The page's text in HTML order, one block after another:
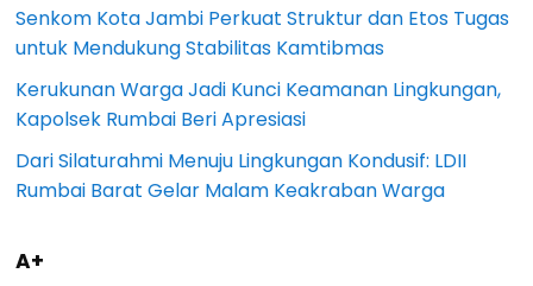
Senkom Kota Jambi Perkuat Struktur dan Etos Tugas
untuk Mendukung Stabilitas Kamtibmas
Kerukunan Warga Jadi Kunci Keamanan Lingkungan,
Kapolsek Rumbai Beri Apresiasi
Dari Silaturahmi Menuju Lingkungan Kondusif: LDII
Rumbai Barat Gelar Malam Keakraban Warga
A+